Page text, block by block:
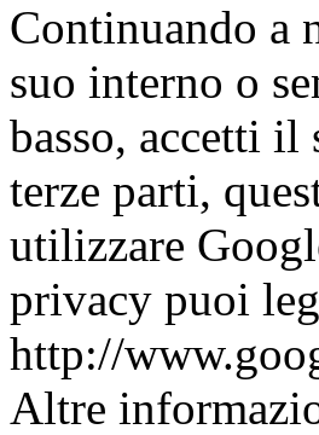
Continuando a
suo interno o
basso, accetti
terze parti,
utilizzare
privacy puoi
http://
Altre